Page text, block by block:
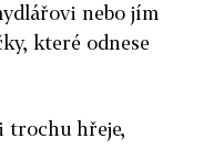
nebo jím
které odnese
trochu hřeje,